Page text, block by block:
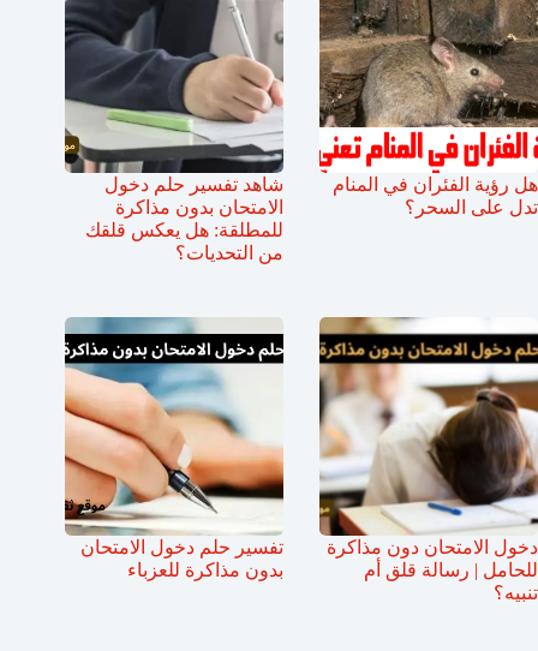
هل رؤية الفئران في المنام
تدل على السحر؟
شاهد تفسير حلم دخول
الامتحان بدون مذاكرة
للمطلقة: هل يعكس قلقك
من التحديات؟
دخول الامتحان دون مذاكرة
للحامل | رسالة قلق أم
تنبيه؟
تفسير حلم دخول الامتحان
بدون مذاكرة للعزباء